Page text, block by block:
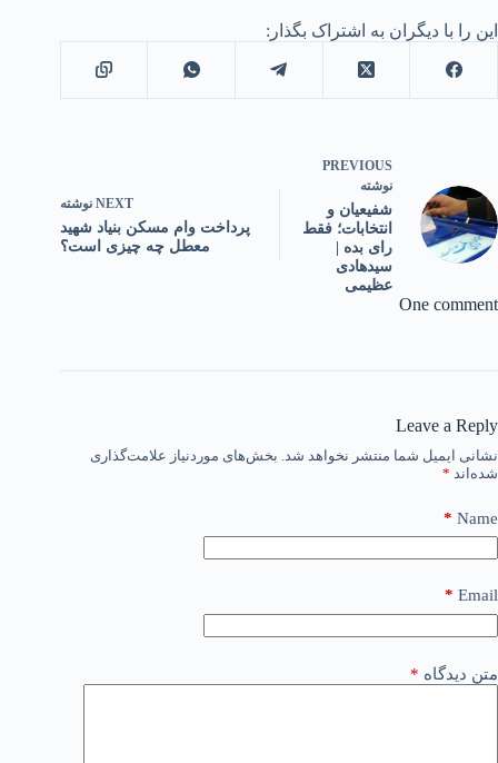
این را با دیگران به اشتراک بگذار:
PREVIOUS
نوشته
شفیعیان و
انتخابات؛ فقط
رای بده |
سیدهادی
عظیمی
NEXT نوشته
پرداخت وام مسکن بنیاد شهید
معطل چه چیزی است؟
One comment
Leave a Reply
نشانی ایمیل شما منتشر نخواهد شد. بخش‌های موردنیاز علامت‌گذاری
شده‌اند *
Name
*
Email
*
متن دیدگاه *